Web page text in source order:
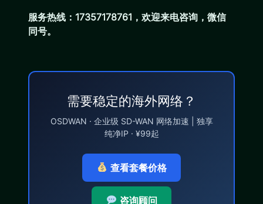
服务热线：17357178761，欢迎来电咨询，微信
同号。
需要稳定的海外网络？
OSDWAN · 企业级 SD-WAN 网络加速 | 独享
纯净IP · ¥99起
查看套餐价格
咨询顾问